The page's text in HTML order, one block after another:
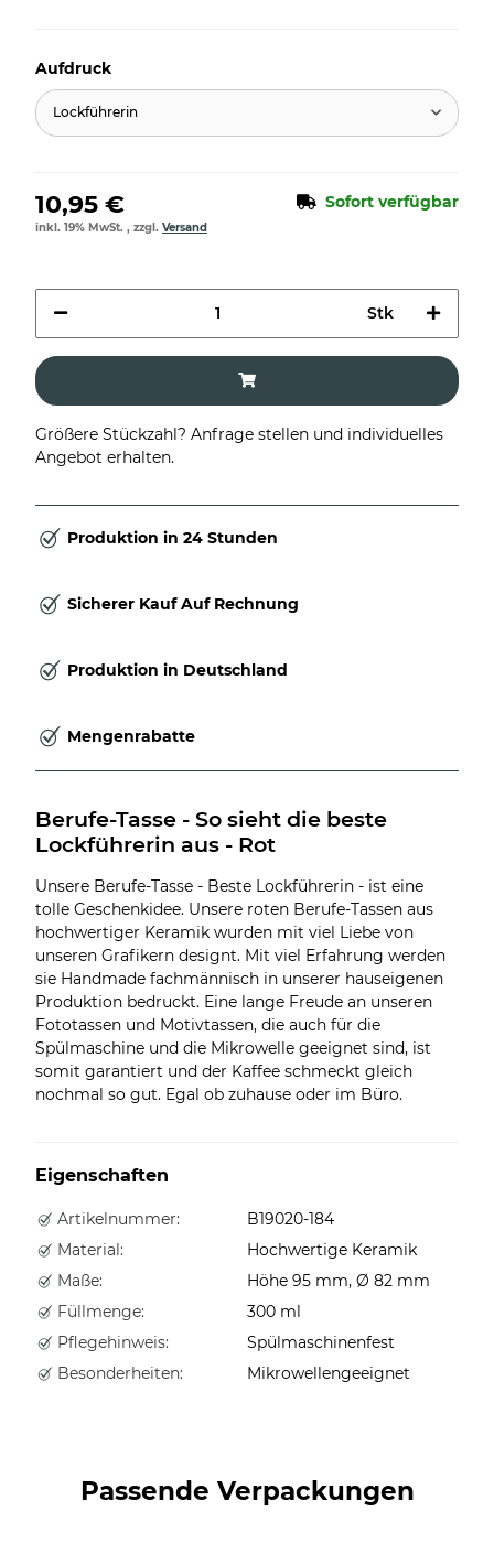
Aufdruck
Lockführerin
10,95 € Sofort verfügbar
inkl. 19% MwSt. , zzgl. Versand
Stk
Größere Stückzahl? Anfrage stellen und individuelles
Angebot erhalten.
Produktion in 24 Stunden
Sicherer Kauf Auf Rechnung
Produktion in Deutschland
Mengenrabatte
Berufe-Tasse - So sieht die beste
Lockführerin aus - Rot
Unsere Berufe-Tasse - Beste Lockführerin - ist eine
tolle Geschenkidee. Unsere roten Berufe-Tassen aus
hochwertiger Keramik wurden mit viel Liebe von
unseren Grafikern designt. Mit viel Erfahrung werden
sie Handmade fachmännisch in unserer hauseigenen
Produktion bedruckt. Eine lange Freude an unseren
Fototassen und Motivtassen, die auch für die
Spülmaschine und die Mikrowelle geeignet sind, ist
somit garantiert und der Kaffee schmeckt gleich
nochmal so gut. Egal ob zuhause oder im Büro.
Eigenschaften
Artikelnummer:
B19020-184
Material:
Hochwertige Keramik
Maße:
Höhe 95 mm, Ø 82 mm
Füllmenge:
300 ml
Pflegehinweis:
Spülmaschinenfest
Besonderheiten:
Mikrowellengeeignet
Passende Verpackungen